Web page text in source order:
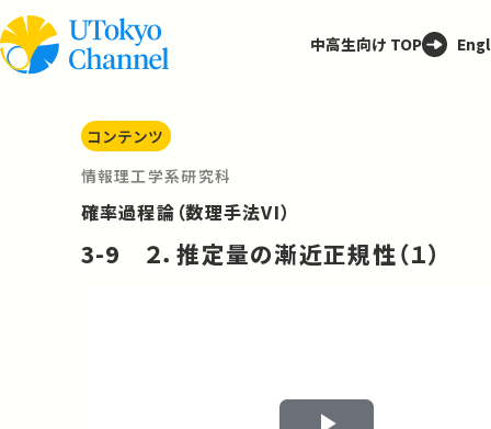
中高生向け TOP
コンテンツ
情報理工学系研究科
確率過程論（数理手法VI）
3-9 ２．推定量の漸近正規性（１）